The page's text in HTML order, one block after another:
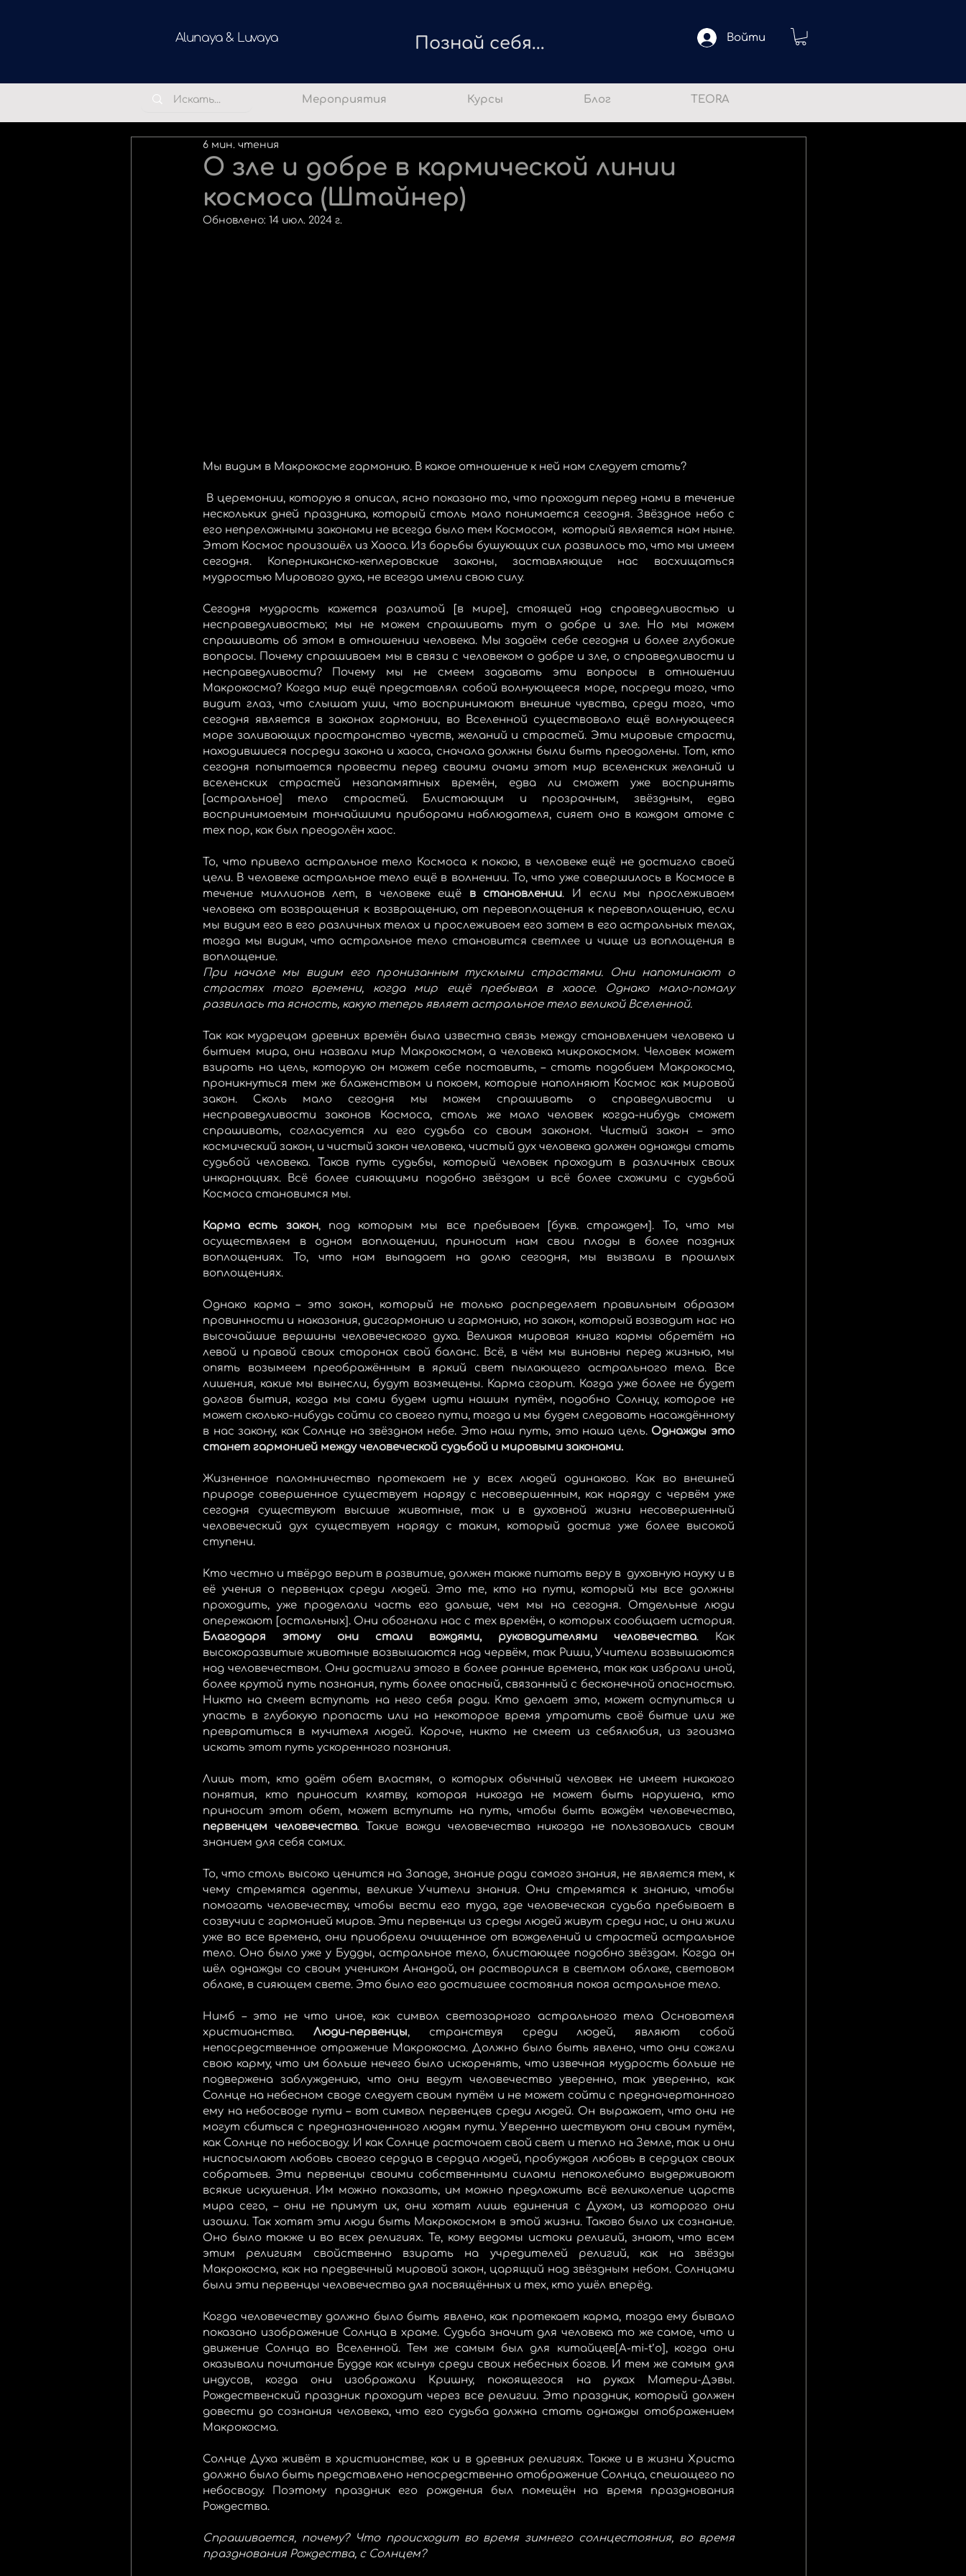
Alunaya & Luvaya Познай себя... Войти
Мероприятия Курсы Блог TEORA
О зле и добре в кармической линии
космоса (Штайнер)
6 мин. чтения
Обновлено: 14 июл. 2024 г.
Мы видим в Макрокосме гармонию. В какое отношение к ней нам следует стать?
нескольких дней праздника, который столь мало понимается сегодня. Звёздное небо с
его непреложными законами не всегда было тем Космосом,  который является нам ныне.
Этот Космос произошёл из Хаоса. Из борьбы бушующих сил развилось то, что мы имеем
сегодня. Коперниканско-кеплеровские законы, заставляющие нас восхищаться
мудростью Мирового духа, не всегда имели свою силу.
Сегодня мудрость кажется разлитой [в мире], стоящей над справедливостью и
несправедливостью; мы не можем спрашивать тут о добре и зле. Но мы можем
спрашивать об этом в отношении человека. Мы задаём себе сегодня и более глубокие
вопросы. Почему спрашиваем мы в связи с человеком о добре и зле, о справедливости и
несправедливости? Почему мы не смеем задавать эти вопросы в отношении
Макрокосма? Когда мир ещё представлял собой волнующееся море, посреди того, что
видит глаз, что слышат уши, что воспринимают внешние чувства, среди того, что
сегодня является в законах гармонии, во Вселенной существовало ещё волнующееся
море заливающих пространство чувств, желаний и страстей. Эти мировые страсти,
находившиеся посреди закона и хаоса, сначала должны были быть преодолены. Тот, кто
сегодня попытается провести перед своими очами этот мир вселенских желаний и
вселенских страстей незапамятных времён, едва ли сможет уже воспринять
[астральное] тело страстей. Блистающим и прозрачным, звёздным, едва
воспринимаемым тончайшими приборами наблюдателя, сияет оно в каждом атоме с
тех пор, как был преодолён хаос.
То, что привело астральное тело Космоса к покою, в человеке ещё не достигло своей
цели. В человеке астральное тело ещё в волнении. То, что уже совершилось в Космосе в
течение миллионов лет, в человеке ещё в становлении. И если мы прослеживаем
человека от возвращения к возвращению, от перевоплощения к перевоплощению, если
мы видим его в его различных телах и прослеживаем его затем в его астральных телах,
тогда мы видим, что астральное тело становится светлее и чище из воплощения в
воплощение.
При начале мы видим его пронизанным тусклыми страстями. Они напоминают о
страстях того времени, когда мир ещё пребывал в хаосе. Однако мало-помалу
развилась та ясность, какую теперь являет астральное тело великой Вселенной.
Так как мудрецам древних времён была известна связь между становлением человека и
бытием мира, они назвали мир Макрокосмом, а человека микрокосмом. Человек может
взирать на цель, которую он может себе поставить, – стать подобием Макрокосма,
проникнуться тем же блаженством и покоем, которые наполняют Космос как мировой
закон. Сколь мало сегодня мы можем спрашивать о справедливости и
несправедливости законов Космоса, столь же мало человек когда-нибудь сможет
спрашивать, согласуется ли его судьба со своим законом. Чистый закон – это
космический закон, и чистый закон человека, чистый дух человека должен однажды стать
судьбой человека. Таков путь судьбы, который человек проходит в различных своих
инкарнациях. Всё более сияющими подобно звёздам и всё более схожими с судьбой
Космоса становимся мы.
Карма есть закон, под которым мы все пребываем [букв. страждем]. То, что мы
осуществляем в одном воплощении, приносит нам свои плоды в более поздних
воплощениях. То, что нам выпадает на долю сегодня, мы вызвали в прошлых
воплощениях.
Однако карма – это закон, который не только распределяет правильным образом
провинности и наказания, дисгармонию и гармонию, но закон, который возводит нас на
высочайшие вершины человеческого духа. Великая мировая книга кармы обретёт на
левой и правой своих сторонах свой баланс. Всё, в чём мы виновны перед жизнью, мы
опять возымеем преображённым в яркий свет пылающего астрального тела. Все
лишения, какие мы вынесли, будут возмещены. Карма сгорит. Когда уже более не будет
долгов бытия, когда мы сами будем идти нашим путём, подобно Солнцу, которое не
может сколько-нибудь сойти со своего пути, тогда и мы будем следовать насаждённому
в нас закону, как Солнце на звёздном небе. Это наш путь, это наша цель. Однажды это
станет гармонией между человеческой судьбой и мировыми законами.
Жизненное паломничество протекает не у всех людей одинаково. Как во внешней
природе совершенное существует наряду с несовершенным, как наряду с червём уже
сегодня существуют высшие животные, так и в духовной жизни несовершенный
человеческий дух существует наряду с таким, который достиг уже более высокой
ступени.
Кто честно и твёрдо верит в развитие, должен также питать веру в  духовную науку и в
её учения о первенцах среди людей. Это те, кто на пути, который мы все должны
проходить, уже проделали часть его дальше, чем мы на сегодня. Отдельные люди
Благодаря этому они стали вождями, руководителями человечества. Как
высокоразвитые животные возвышаются над червём, так Риши, Учители возвышаются
над человечеством. Они достигли этого в более ранние времена, так как избрали иной,
более крутой путь познания, путь более опасный, связанный с бесконечной опасностью.
Никто на смеет вступать на него себя ради. Кто делает это, может оступиться и
упасть в глубокую пропасть или на некоторое время утратить своё бытие или же
превратиться в мучителя людей. Короче, никто не смеет из себялюбия, из эгоизма
искать этот путь ускоренного познания.
Лишь тот, кто даёт обет властям, о которых обычный человек не имеет никакого
понятия, кто приносит клятву, которая никогда не может быть нарушена, кто
первенцем человечества. Такие вожди человечества никогда не пользовались своим
знанием для себя самих.
То, что столь высоко ценится на Западе, знание ради самого знания, не является тем, к
чему стремятся адепты, великие Учители знания. Они стремятся к знанию, чтобы
помогать человечеству, чтобы вести его туда, где человеческая судьба пребывает в
созвучии с гармонией миров. Эти первенцы из среды людей живут среди нас, и они жили
уже во все времена, они приобрели очищенное от вожделений и страстей астральное
тело. Оно было уже у Будды, астральное тело, блистающее подобно звёздам. Когда он
шёл однажды со своим учеником Анандой, он растворился в светлом облаке, световом
облаке, в сияющем свете. Это было его достигшее состояния покоя астральное тело.
Нимб – это не что иное, как символ светозарного астрального тела Основателя
христианства. Люди-первенцы, странствуя среди людей, являют собой
непосредственное отражение Макрокосма. Должно было быть явлено, что они сожгли
свою карму, что им больше нечего было искоренять, что извечная мудрость больше не
подвержена заблуждению, что они ведут человечество уверенно, так уверенно, как
Солнце на небесном своде следует своим путём и не может сойти с предначертанного
ему на небосводе пути – вот символ первенцев среди людей. Он выражает, что они не
могут сбиться с предназначенного людям пути. Уверенно шествуют они своим путём,
как Солнце по небосводу. И как Солнце расточает свой свет и тепло на Земле, так и они
ниспосылают любовь своего сердца в сердца людей, пробуждая любовь в сердцах своих
собратьев. Эти первенцы своими собственными силами непоколебимо выдерживают
всякие искушения. Им можно показать, им можно предложить всё великолепие царств
мира сего, – они не примут их, они хотят лишь единения с Духом, из которого они
изошли. Так хотят эти люди быть Макрокосмом в этой жизни. Таково было их сознание.
Оно было также и во всех религиях. Те, кому ведомы истоки религий, знают, что всем
этим религиям свойственно взирать на учредителей религий, как на звёзды
Макрокосма, как на предвечный мировой закон, царящий над звёздным небом. Солнцами
были эти первенцы человечества для посвящённых и тех, кто ушёл вперёд.
Когда человечеству должно было быть явлено, как протекает карма, тогда ему бывало
показано изображение Солнца в храме. Судьба значит для человека то же самое, что и
движение Солнца во Вселенной. Тем же самым был для китайцев[A-mi-t’o], когда они
оказывали почитание Будде как «сыну» среди своих небесных богов. И тем же самым для
индусов, когда они изображали Кришну, покоящегося на руках Матери-Дэвы.
Рождественский праздник проходит через все религии. Это праздник, который должен
довести до сознания человека, что его судьба должна стать однажды отображением
Макрокосма.
Солнце Духа живёт в христианстве, как и в древних религиях. Также и в жизни Христа
должно было быть представлено непосредственно отображение Солнца, спешащего по
небосводу. Поэтому праздник его рождения был помещён на время празднования
Рождества.
Спрашивается, почему? Что происходит во время зимнего солнцестояния, во время
празднования Рождества, с Солнцем?